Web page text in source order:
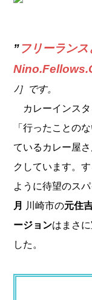
”フリーラン
ﾉ］です。
カレーインスタ
「行ったことの
ているカレー屋
クしています。
ように待望のス
月
川崎市の元住
ージョンはまさ
した。